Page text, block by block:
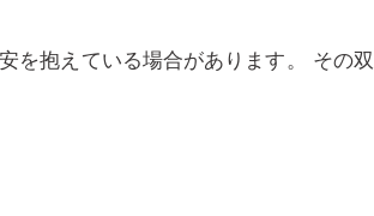
を抱えている場合があります。 その双